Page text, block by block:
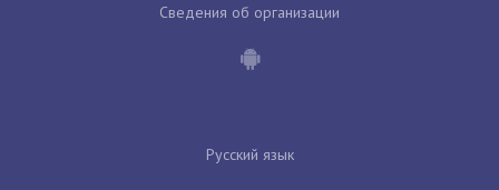
Сведения об организации
Русский язык